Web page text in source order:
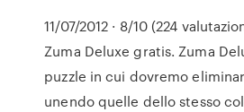
11/07/2012 · 8/10 (224
Zuma Deluxe gratis. Zuma
puzzle in cui dovremo
unendo quelle dello stesso